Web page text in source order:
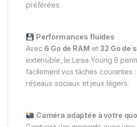
préférées.
Performances fluides
Avec 6 Go de RAM et32 Go de
extensible, le Lesia Young 9
facilement vos tâches courantes :
réseaux sociaux et jeux légers.
Caméra adaptée à votre